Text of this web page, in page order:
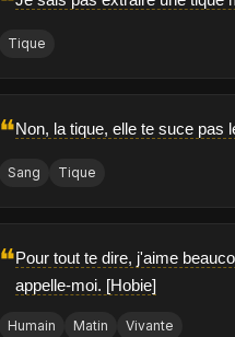
Tique
❝Non, la tique, elle te suce pas
Sang Tique
❝Pour tout te dire, j'aime
appelle-moi. [Hobie]
Humain Matin Vivante